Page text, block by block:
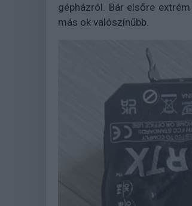
gépházról. Bár elsőre
más ok valószínűbb.